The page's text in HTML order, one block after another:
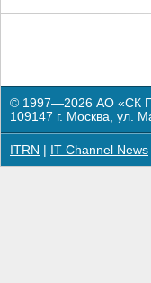
© 1997—2026 АО «СК
109147 г. Москва, ул.
ITRN IT Channel News